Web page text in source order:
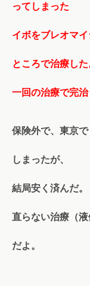
ってしまった
イボをブレオマ
ところで治療した
一回の治療で完治
保険外で、東京
しまったが、
結局安く済んだ。
直らない治療（
だよ。